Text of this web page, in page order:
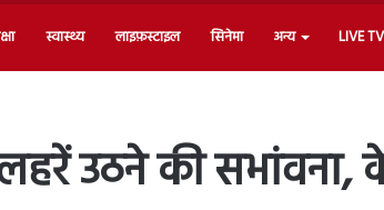
स्वास्थ्य लाइफ़स्टाइल सिनेमा अन्य LIVE TV
उठने की सभांवना,